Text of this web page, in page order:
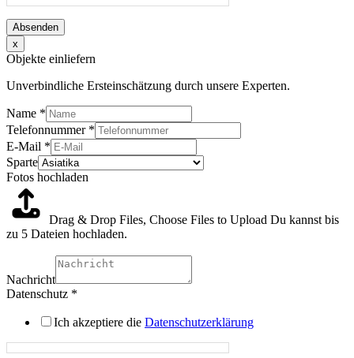
Absenden
x
Objekte einliefern
Unverbindliche Ersteinschätzung durch unsere Experten.
Name *
Telefonnummer *
E-Mail *
Sparte
Fotos hochladen
Drag & Drop Files, Choose Files to Upload Du kannst bis
zu 5 Dateien hochladen.
Nachricht
Datenschutz *
Ich akzeptiere die Datenschutzerklärung